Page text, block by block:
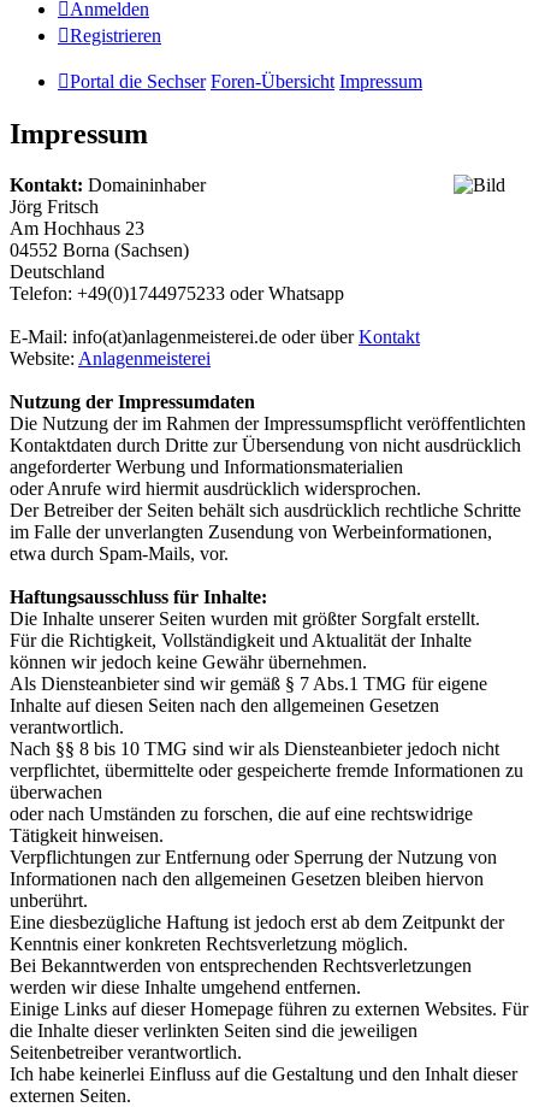
Anmelden
Registrieren
Portal die Sechser Foren-Übersicht Impressum
Impressum
Kontakt: Domaininhaber
Jörg Fritsch
Am Hochhaus 23
04552 Borna (Sachsen)
Deutschland
Telefon: +49(0)1744975233 oder Whatsapp
E-Mail: info(at)anlagenmeisterei.de oder überKontakt
Website: Anlagenmeisterei
Nutzung der Impressumdaten
Die Nutzung der im Rahmen der Impressumspflicht veröffentlichten
Kontaktdaten durch Dritte zur Übersendung von nicht ausdrücklich
angeforderter Werbung und Informationsmaterialien
oder Anrufe wird hiermit ausdrücklich widersprochen.
Der Betreiber der Seiten behält sich ausdrücklich rechtliche Schritte
im Falle der unverlangten Zusendung von Werbeinformationen,
etwa durch Spam-Mails, vor.
Haftungsausschluss für Inhalte:
Die Inhalte unserer Seiten wurden mit größter Sorgfalt erstellt.
Für die Richtigkeit, Vollständigkeit und Aktualität der Inhalte
können wir jedoch keine Gewähr übernehmen.
Als Diensteanbieter sind wir gemäß § 7 Abs.1 TMG für eigene
Inhalte auf diesen Seiten nach den allgemeinen Gesetzen
verantwortlich.
Nach §§ 8 bis 10 TMG sind wir als Diensteanbieter jedoch nicht
verpflichtet, übermittelte oder gespeicherte fremde Informationen zu
überwachen
oder nach Umständen zu forschen, die auf eine rechtswidrige
Tätigkeit hinweisen.
Verpflichtungen zur Entfernung oder Sperrung der Nutzung von
Informationen nach den allgemeinen Gesetzen bleiben hiervon
unberührt.
Eine diesbezügliche Haftung ist jedoch erst ab dem Zeitpunkt der
Kenntnis einer konkreten Rechtsverletzung möglich.
Bei Bekanntwerden von entsprechenden Rechtsverletzungen
werden wir diese Inhalte umgehend entfernen.
Einige Links auf dieser Homepage führen zu externen Websites. Für
die Inhalte dieser verlinkten Seiten sind die jeweiligen
Seitenbetreiber verantwortlich.
Ich habe keinerlei Einfluss auf die Gestaltung und den Inhalt dieser
externen Seiten.